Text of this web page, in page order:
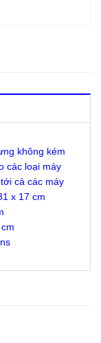
không kém
các loại máy
cả các máy
x 17 cm